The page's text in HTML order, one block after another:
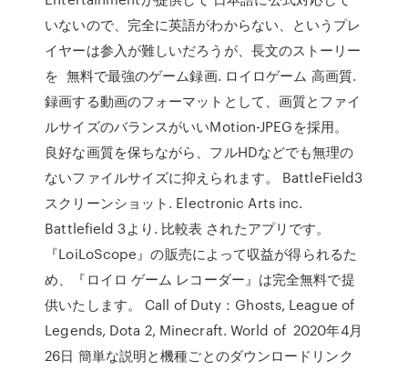
いないので、完全に英語がわからない、というプレ
イヤーは参入が難しいだろうが、長文のストーリー
を 無料で最強のゲーム録画. ロイロゲーム 高画質.
録画する動画のフォーマットとして、画質とファイ
ルサイズのバランスがいいMotion-JPEGを採用。
良好な画質を保ちながら、フルHDなどでも無理の
ないファイルサイズに抑えられます。 BattleField3
スクリーンショット. Electronic Arts inc.
Battlefield 3より. 比較表 されたアプリです。
『LoiLoScope』の販売によって収益が得られるた
め、『ロイロ ゲーム レコーダー』は完全無料で提
供いたします。 Call of Duty：Ghosts, League of
Legends, Dota 2, Minecraft. World of 2020年4月
26日 簡単な説明と機種ごとのダウンロードリンク